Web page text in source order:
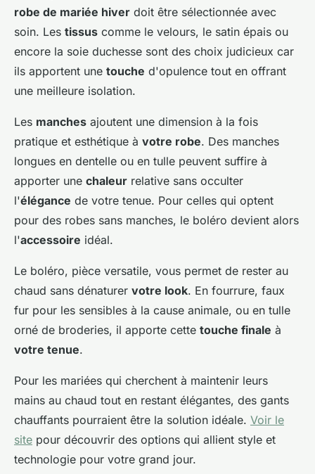
robe de mariée hiver doit être sélectionnée avec
soin. Les tissus comme le velours, le satin épais ou
encore la soie duchesse sont des choix judicieux car
ils apportent une touche d'opulence tout en offrant
une meilleure isolation.
Les manches ajoutent une dimension à la fois
pratique et esthétique à votre robe. Des manches
longues en dentelle ou en tulle peuvent suffire à
apporter une chaleur relative sans occulter
l'élégance de votre tenue. Pour celles qui optent
pour des robes sans manches, le boléro devient alors
l'accessoire idéal.
Le boléro, pièce versatile, vous permet de rester au
chaud sans dénaturer votre look. En fourrure, faux
fur pour les sensibles à la cause animale, ou en tulle
orné de broderies, il apporte cette touche finale à
votre tenue.
Pour les mariées qui cherchent à maintenir leurs
mains au chaud tout en restant élégantes, des gants
chauffants pourraient être la solution idéale. Voir le
site pour découvrir des options qui allient style et
technologie pour votre grand jour.